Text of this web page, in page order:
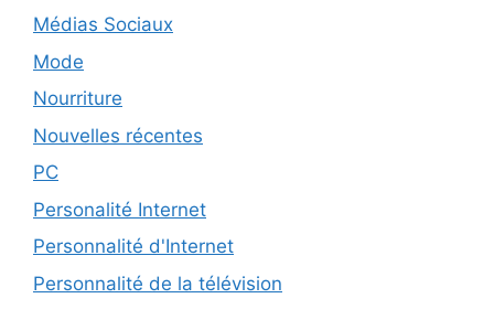
Médias Sociaux
Mode
Nourriture
Nouvelles récentes
PC
Personalité Internet
Personnalité d'Internet
Personnalité de la télévision